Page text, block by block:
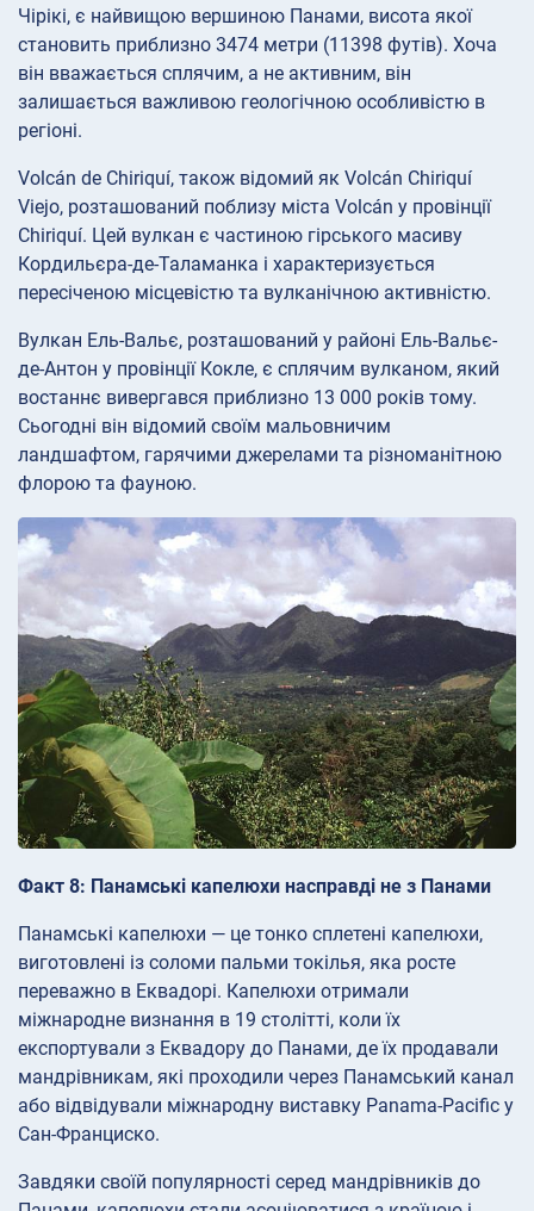
Чірікі, є найвищою вершиною Панами, висота якої
становить приблизно 3474 метри (11398 футів). Хоча
він вважається сплячим, а не активним, він
залишається важливою геологічною особливістю в
регіоні.
Volcán de Chiriquí, також відомий як Volcán Chiriquí
Viejo, розташований поблизу міста Volcán у провінції
Chiriquí. Цей вулкан є частиною гірського масиву
Кордильєра-де-Таламанка і характеризується
пересіченою місцевістю та вулканічною активністю.
Вулкан Ель-Вальє, розташований у районі Ель-Вальє-
де-Антон у провінції Кокле, є сплячим вулканом, який
востаннє вивергався приблизно 13 000 років тому.
Сьогодні він відомий своїм мальовничим
ландшафтом, гарячими джерелами та різноманітною
флорою та фауною.
Факт 8: Панамські капелюхи насправді не з Панами
Панамські капелюхи — це тонко сплетені капелюхи,
виготовлені із соломи пальми токілья, яка росте
переважно в Еквадорі. Капелюхи отримали
міжнародне визнання в 19 столітті, коли їх
експортували з Еквадору до Панами, де їх продавали
мандрівникам, які проходили через Панамський канал
або відвідували міжнародну виставку Panama-Pacific у
Сан-Франциско.
Завдяки своїй популярності серед мандрівників до